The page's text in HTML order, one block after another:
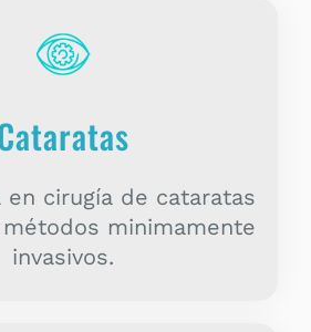
en cirugía de cataratas
minimamente
invasivos.